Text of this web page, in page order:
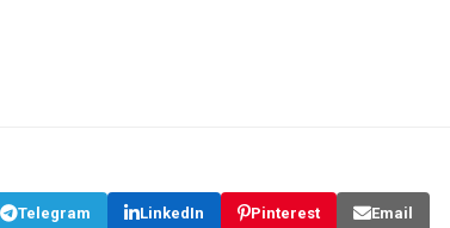
Telegram LinkedIn Pinterest Email